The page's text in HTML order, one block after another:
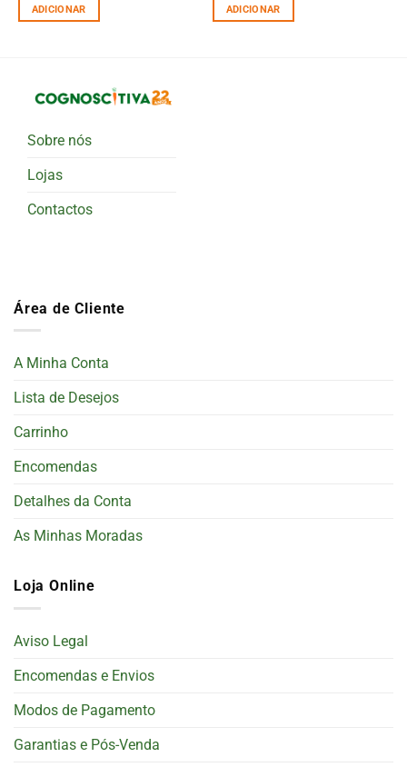
ADICIONAR ADICIONAR
Sobre nós
Lojas
Contactos
Área de Cliente
A Minha Conta
Lista de Desejos
Carrinho
Encomendas
Detalhes da Conta
As Minhas Moradas
Loja Online
Aviso Legal
Encomendas e Envios
Modos de Pagamento
Garantias e Pós-Venda